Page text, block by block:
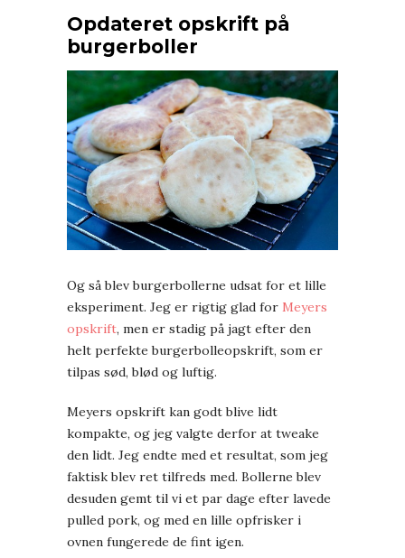
Opdateret opskrift på
burgerboller
Og så blev burgerbollerne udsat for et lille
eksperiment. Jeg er rigtig glad for Meyers
opskrift, men er stadig på jagt efter den
helt perfekte burgerbolleopskrift, som er
tilpas sød, blød og luftig.
Meyers opskrift kan godt blive lidt
kompakte, og jeg valgte derfor at tweake
den lidt. Jeg endte med et resultat, som jeg
faktisk blev ret tilfreds med. Bollerne blev
desuden gemt til vi et par dage efter lavede
pulled pork, og med en lille opfrisker i
ovnen fungerede de fint igen.